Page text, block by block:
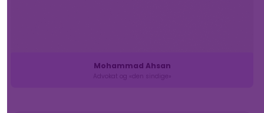
Mohammad Ahsan
Advokat og «den sindige»